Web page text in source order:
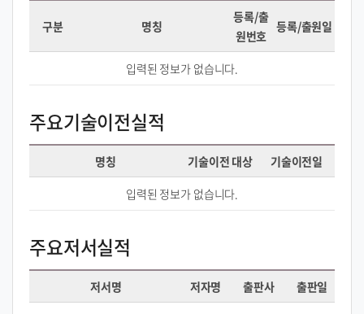
구분 명칭
등록/출
원번호
등록/출원일
입력된 정보가 없습니다.
주요기술이전실적
명칭 기술이전 대상
기술이전일
입력된 정보가 없습니다.
주요저서실적
저서명 저자명 출판사
출판일